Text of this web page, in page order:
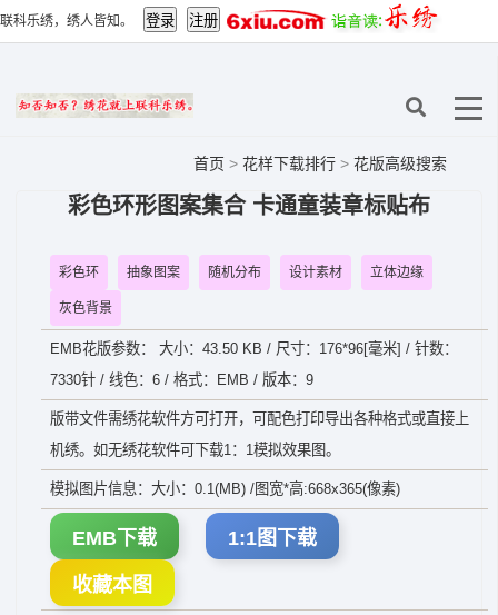
联科乐绣，绣人皆知。
首页 > 花样下载排行 > 花版高级搜索
彩色环形图案集合 卡通童装章标贴布
彩色环 抽象图案 随机分布 设计素材 立体边缘
灰色背景
EMB花版参数： 大小：43.50 KB / 尺寸：176*96[毫米] / 针数：
7330针 / 线色：6 / 格式：EMB / 版本：9
版带文件需绣花软件方可打开，可配色打印导出各种格式或直接上
机绣。如无绣花软件可下载1：1模拟效果图。
模拟图片信息：大小：0.1(MB) /图宽*高:668x365(像素)
EMB下载 1:1图下载
收藏本图